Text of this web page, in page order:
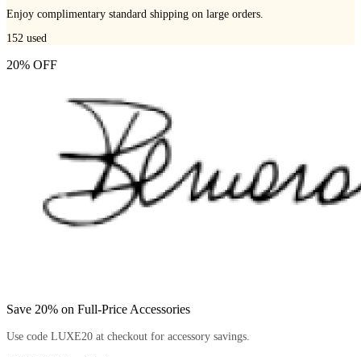
Enjoy complimentary standard shipping on large orders.
152 used
20% OFF
Save 20% on Full-Price Accessories
Use code LUXE20 at checkout for accessory savings.